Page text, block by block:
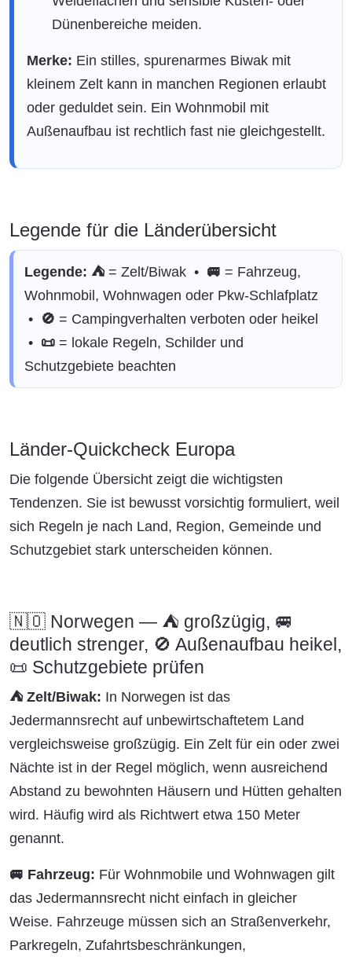
Dünenbereiche meiden.
Merke: Ein stilles, spurenarmes Biwak mit
kleinem Zelt kann in manchen Regionen erlaubt
oder geduldet sein. Ein Wohnmobil mit
Außenaufbau ist rechtlich fast nie gleichgestellt.
Legende für die Länderübersicht
Legende: ⛺= Zelt/Biwak • 🚐 = Fahrzeug,
Wohnmobil, Wohnwagen oder Pkw-Schlafplatz
• 🚫 = Campingverhalten verboten oder heikel
• 📜 = lokale Regeln, Schilder und
Schutzgebiete beachten
Länder-Quickcheck Europa
Die folgende Übersicht zeigt die wichtigsten
Tendenzen. Sie ist bewusst vorsichtig formuliert, weil
sich Regeln je nach Land, Region, Gemeinde und
Schutzgebiet stark unterscheiden können.
🇳🇴 Norwegen — ⛺ großzügig, 🚐
deutlich strenger, 🚫 Außenaufbau heikel,
📜 Schutzgebiete prüfen
⛺ Zelt/Biwak: In Norwegen ist das
Jedermannsrecht auf unbewirtschaftetem Land
vergleichsweise großzügig. Ein Zelt für ein oder zwei
Nächte ist in der Regel möglich, wenn ausreichend
Abstand zu bewohnten Häusern und Hütten gehalten
wird. Häufig wird als Richtwert etwa 150 Meter
genannt.
🚐 Fahrzeug: Für Wohnmobile und Wohnwagen gilt
das Jedermannsrecht nicht einfach in gleicher
Weise. Fahrzeuge müssen sich an Straßenverkehr,
Parkregeln, Zufahrtsbeschränkungen,